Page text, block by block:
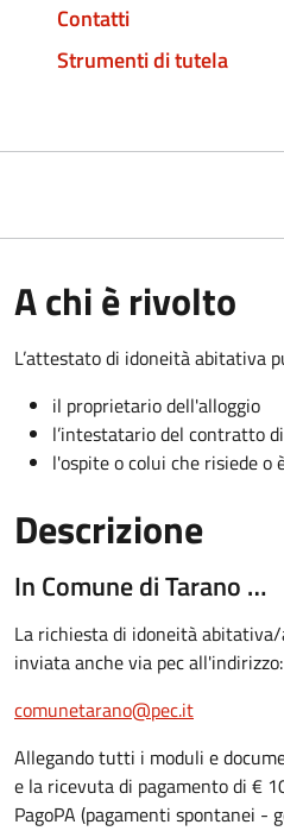
Contatti
Strumenti di tutela
A chi è rivolto
L’attestato di idoneità abitativa
il proprietario dell'alloggio
l’intestatario del contratto
l'ospite o colui che risiede o
Descrizione
In Comune di Tarano …
La richiesta di idoneità
inviata anche via pec all'indirizzo:
comunetarano@pec.it
Allegando tutti i moduli e
e la ricevuta di pagamento di €
PagoPA (pagamenti spontanei -